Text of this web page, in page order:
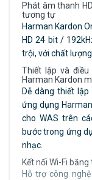
Phát âm thanh
tương tự
Harman Kardon
HD 24 bit /
trội, với chất
Thiết lập và
Harman Kardon
Dễ dàng thiết
ứng dụng
cho WAS trên
bước trong ứng
nhạc.
Kết nối Wi-Fi
Hỗ trợ công